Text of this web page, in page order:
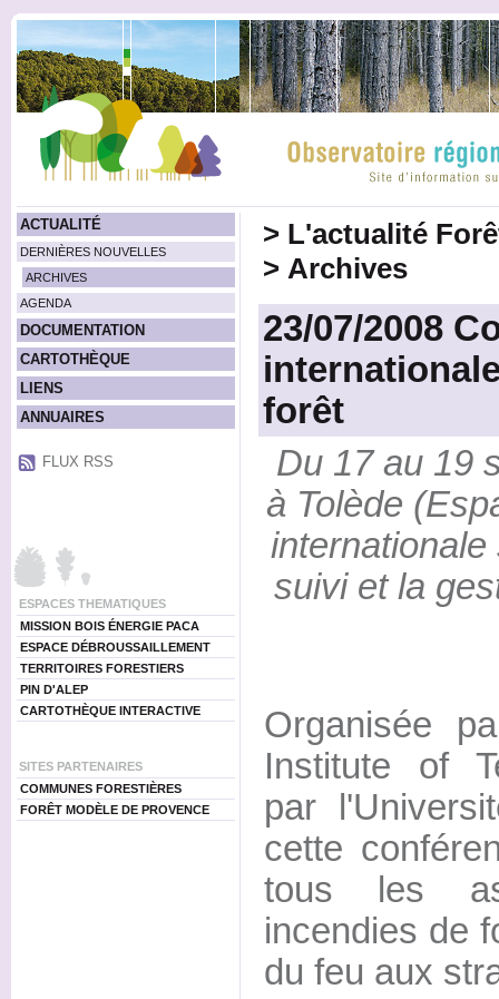
ACTUALITÉ
DERNIÈRES NOUVELLES
ARCHIVES
AGENDA
DOCUMENTATION
CARTOTHÈQUE
LIENS
ANNUAIRES
FLUX RSS
ESPACES THEMATIQUES
MISSION BOIS ÉNERGIE PACA
ESPACE DÉBROUSSAILLEMENT
TERRITOIRES FORESTIERS
PIN D'ALEP
CARTOTHÈQUE INTERACTIVE
SITES PARTENAIRES
COMMUNES FORESTIÈRES
FORÊT MODÈLE DE PROVENCE
> L'actualité
> Archives
23/07/2008
forêt
Du 17 au 19
à Tolède
suivi et la
Organisée
Institute of
par
cette
tous les
incendies de
du feu aux